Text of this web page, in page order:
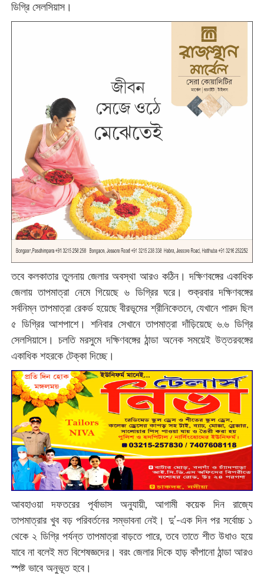
ডিগ্রি সেলসিয়াস।
তবে কলকাতার তুলনায় জেলার অবস্থা আরও কঠিন। দক্ষিণবঙ্গের একাধিক
জেলায় তাপমাত্রা নেমে গিয়েছে ৬ ডিগ্রির ঘরে। শুক্রবার দক্ষিণবঙ্গের
সর্বনিম্ন তাপমাত্রা রেকর্ড হয়েছে বীরভূমের শ্রীনিকেতনে, যেখানে পারদ ছিল
৫ ডিগ্রির আশপাশে। শনিবার সেখানে তাপমাত্রা দাঁড়িয়েছে ৬.৬ ডিগ্রি
সেলসিয়াসে। চলতি মরসুমে দক্ষিণবঙ্গের ঠান্ডা অনেক সময়েই উত্তরবঙ্গের
একাধিক শহরকে টেক্কা দিচ্ছে।
আবহাওয়া দফতরের পূর্বাভাস অনুযায়ী, আগামী কয়েক দিন রাজ্যে
তাপমাত্রার খুব বড় পরিবর্তনের সম্ভাবনা নেই। দু’-এক দিন পর সর্বোচ্চ ১
থেকে ২ ডিগ্রি পর্যন্ত তাপমাত্রা বাড়তে পারে, তবে তাতে শীত উধাও হয়ে
যাবে না বলেই মত বিশেষজ্ঞদের। বরং জেলার দিকে হাড় কাঁপানো ঠান্ডা আরও
স্পষ্ট ভাবে অনুভূত হবে।